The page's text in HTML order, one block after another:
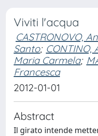
Viviti l'acqua
CASTRONOVO,
Santo; CONTINO,
Maria Carmela;
Francesca
2012-01-01
Abstract
Il girato intende